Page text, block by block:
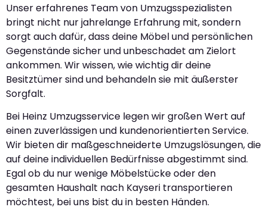
Unser erfahrenes Team von Umzugsspezialisten
bringt nicht nur jahrelange Erfahrung mit, sondern
sorgt auch dafür, dass deine Möbel und persönlichen
Gegenstände sicher und unbeschadet am Zielort
ankommen. Wir wissen, wie wichtig dir deine
Besitztümer sind und behandeln sie mit äußerster
Sorgfalt.
Bei Heinz Umzugsservice legen wir großen Wert auf
einen zuverlässigen und kundenorientierten Service.
Wir bieten dir maßgeschneiderte Umzugslösungen, die
auf deine individuellen Bedürfnisse abgestimmt sind.
Egal ob du nur wenige Möbelstücke oder den
gesamten Haushalt nach Kayseri transportieren
möchtest, bei uns bist du in besten Händen.